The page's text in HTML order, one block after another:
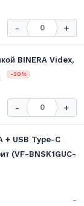
- +
BINERA Videx,
-20%
- +
+ USB Type-C
(VF-BNSK1GUC-
-